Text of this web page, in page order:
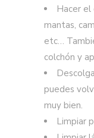
Hacer el
mantas,
etc…
colchón y
puedes
muy bien.
Limpiar